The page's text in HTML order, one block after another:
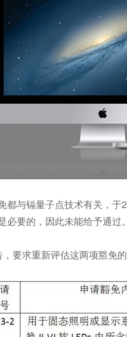
与镉量子点技术有关，
要的，因此未能给予通过。
要求重新评估这两项豁免